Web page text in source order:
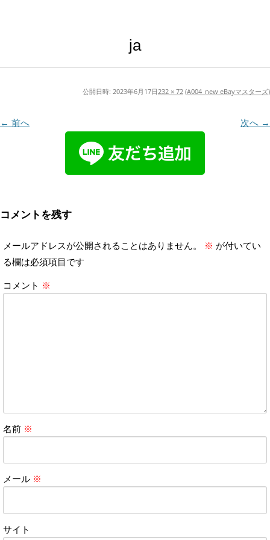
ja
公開日時: 2023年6月17日232 × 72 (A004_new eBayマスターズ)
← 前へ 次へ →
コメントを残す
メールアドレスが公開されることはありません。 ※ が付いてい
る欄は必須項目です
コメント ※
名前 ※
メール ※
サイト